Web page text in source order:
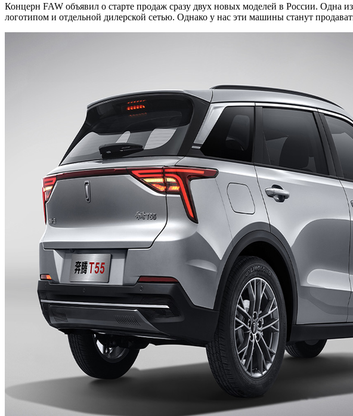
Концерн FAW объявил о старте продаж сразу двух новых моделей в России. Одна
логотипом и отдельной дилерской сетью. Однако у нас эти машины станут